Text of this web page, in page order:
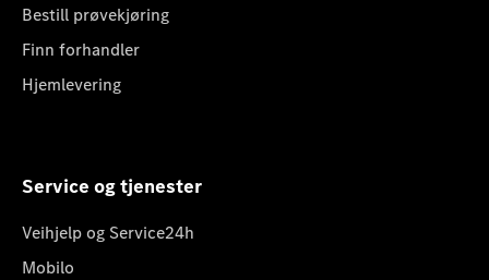
Bestill prøvekjøring
Finn forhandler
Hjemlevering
Service og tjenester
Veihjelp og Service24h
Mobilo